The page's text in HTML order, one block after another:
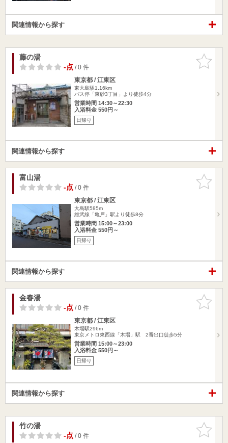
関連情報から探す
お気に入
りに追加
藤の湯
-点/ 0 件
東京都 / 江東区
東大島駅1.16km
バス停「東砂3丁目」より徒歩4分
営業時間 14:30～22:30
入浴料金 550円～
日帰り
関連情報から探す
お気に入
りに追加
富山湯
-点/ 0 件
東京都 / 江東区
大島駅585m
総武線「亀戸」駅より徒歩8分
営業時間 15:00～23:00
入浴料金 550円～
日帰り
関連情報から探す
お気に入
りに追加
金春湯
-点/ 0 件
東京都 / 江東区
木場駅296m
東京メトロ東西線「木場」駅 2番出口徒歩5分
営業時間 15:00～23:00
入浴料金 550円～
日帰り
関連情報から探す
お気に入
りに追加
竹の湯
-点/ 0 件